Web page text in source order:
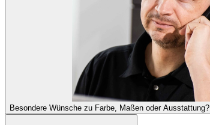
Besondere Wünsche zu Farbe, Maßen oder Ausstattung?